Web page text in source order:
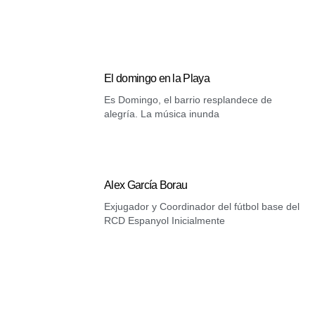
El domingo en la Playa
Es Domingo, el barrio resplandece de
alegría. La música inunda
Alex García Borau
Exjugador y Coordinador del fútbol base del
RCD Espanyol Inicialmente